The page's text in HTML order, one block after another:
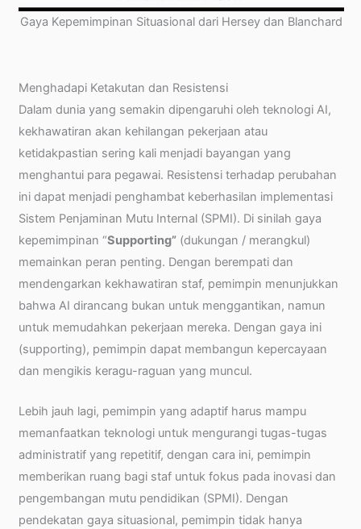
Gaya Kepemimpinan Situasional dari Hersey dan Blanchard
Menghadapi Ketakutan dan Resistensi
Dalam dunia yang semakin dipengaruhi oleh teknologi AI,
kekhawatiran akan kehilangan pekerjaan atau
ketidakpastian sering kali menjadi bayangan yang
menghantui para pegawai. Resistensi terhadap perubahan
ini dapat menjadi penghambat keberhasilan implementasi
Sistem Penjaminan Mutu Internal (SPMI). Di sinilah gaya
kepemimpinan “Supporting” (dukungan / merangkul)
memainkan peran penting. Dengan berempati dan
mendengarkan kekhawatiran staf, pemimpin menunjukkan
bahwa AI dirancang bukan untuk menggantikan, namun
untuk memudahkan pekerjaan mereka. Dengan gaya ini
(supporting), pemimpin dapat membangun kepercayaan
dan mengikis keragu-raguan yang muncul.
Lebih jauh lagi, pemimpin yang adaptif harus mampu
memanfaatkan teknologi untuk mengurangi tugas-tugas
administratif yang repetitif, dengan cara ini, pemimpin
memberikan ruang bagi staf untuk fokus pada inovasi dan
pengembangan mutu pendidikan (SPMI). Dengan
pendekatan gaya situasional, pemimpin tidak hanya